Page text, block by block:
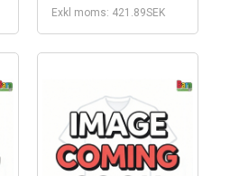
Exkl moms: 421.89SEK